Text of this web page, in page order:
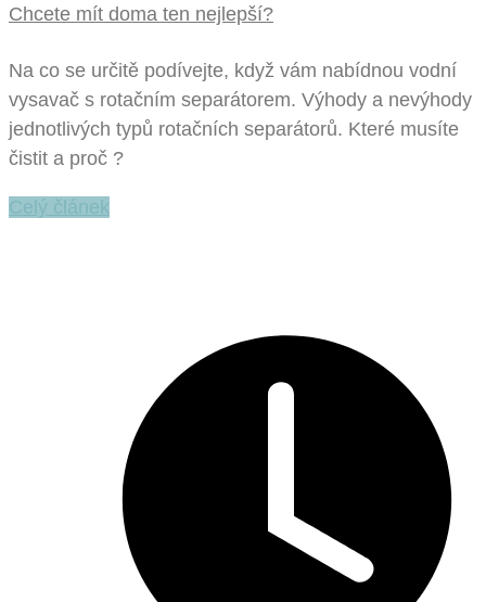
Chcete mít doma ten nejlepší?
Na co se určitě podívejte, když vám nabídnou vodní
vysavač s rotačním separátorem. Výhody a nevýhody
jednotlivých typů rotačních separátorů. Které musíte
čistit a proč ?
Celý článek